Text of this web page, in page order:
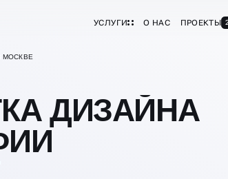
УСЛУГИ О НАС ПРОЕКТЫ
МОСКВЕ
ДИЗАЙНА